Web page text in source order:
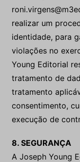
realizar um
identidade, para
violações no
Young Editorial
tratamento de
tratamento
consentimento,
execução de
8. SEGURANÇA
A Joseph Young